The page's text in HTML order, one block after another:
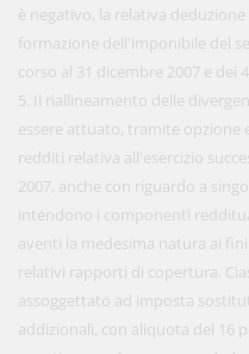
è negativo, la relativa
formazione dell'imponibile del
corso al 31 dicembre 2007 e dei
5. Il riallineamento delle
essere attuato, tramite opzione
redditi relativa all'esercizio
2007, anche con riguardo a
intendono i componenti
aventi la medesima natura ai
relativi rapporti di copertura.
assoggettato ad imposta
addizionali, con aliquota del 16